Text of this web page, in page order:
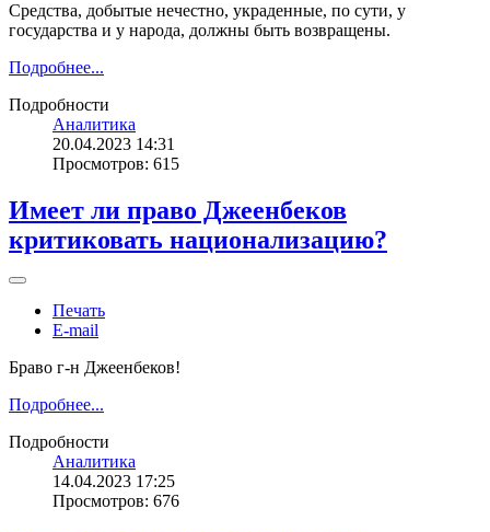
Средства, добытые нечестно, украденные, по сути, у
государства и у народа, должны быть возвращены.
Подробнее...
Подробности
Аналитика
20.04.2023 14:31
Просмотров: 615
Имеет ли право Джеенбеков
критиковать национализацию?
Печать
E-mail
Браво г-н Джеенбеков!
Подробнее...
Подробности
Аналитика
14.04.2023 17:25
Просмотров: 676